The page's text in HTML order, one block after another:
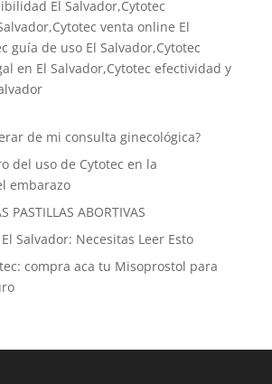
El Salvador,Cytotec
venta online El
guía de uso El Salvador,Cytotec
en El Salvador,Cytotec efectividad y
de mi consulta ginecológica?
del uso de Cytotec en la
embarazo
PASTILLAS ABORTIVAS
Salvador: Necesitas Leer Esto
compra aca tu Misoprostol para